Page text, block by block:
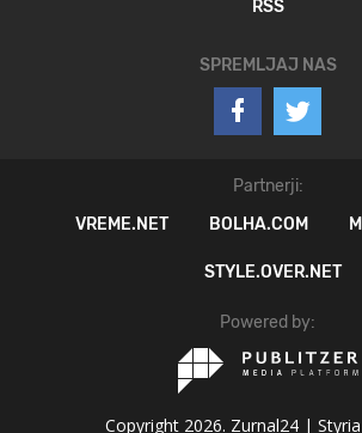
RSS
SPREMLJAJ NAS
Partnerji:
VREME.NET
BOLHA.COM
STYLE.OVER.NET
Powered by:
Copyright 2026. Zurnal24 |